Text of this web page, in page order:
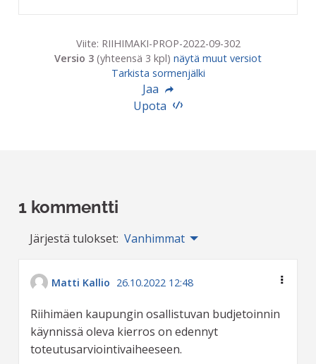
Viite: RIIHIMAKI-PROP-2022-09-302
Versio 3 (yhteensä 3 kpl) näytä muut versiot
Tarkista sormenjälki
Jaa
Upota
1 kommentti
Järjestä tulokset: Vanhimmat
Matti Kallio 26.10.2022 12:48
Riihimäen kaupungin osallistuvan budjetoinnin
käynnissä oleva kierros on edennyt
toteutusarviointivaiheeseen.